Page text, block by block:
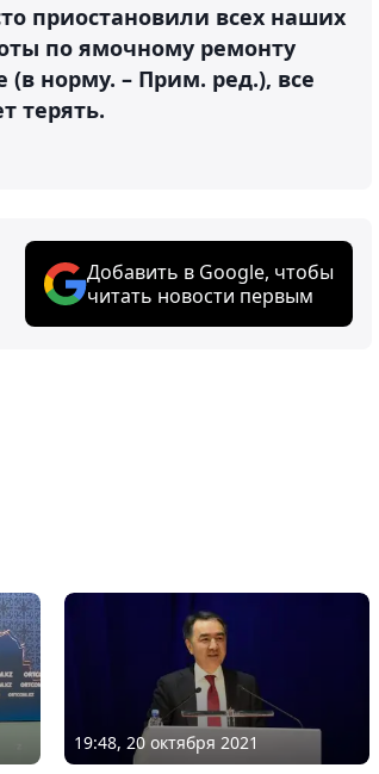
приостановили всех наших
по ямочному ремонту
норму. – Прим. ред.), все
терять.
Добавить в Google, чтобы
читать новости первым
19:48, 20 октября 2021